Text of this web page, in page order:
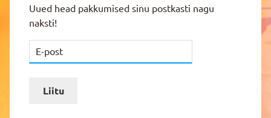
Uued head pakkumised sinu postkasti nagu
naksti!
Liitu